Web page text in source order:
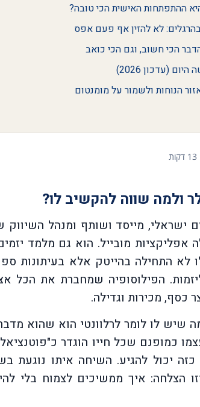
ההתפתחות האישית הכי טובה?
לא להזין אף פעם אפס
הכי חשוב, וגם הכי כואב
(עדכון 2026)
הנוחות ולשמור על מומנטום
ולמה שווה להקשיב לו?
ישראלי, מייסד ושותף ומנהל השיווק
אפליקציות מובייל. הוא גם מלמד
לא התחילה בהייטק אלא בעיתונות
הפילוסופיה שמחברת את הכל
כסף, מכירות וגדילה.
לו לומר לרלוונטי הוא שהוא מדבר
כמופנם שכל חייו הוגדר
יכול להגיע. השיחה איתו נוגעת
הצלחה: איך ממשיכים לצמוח בלי